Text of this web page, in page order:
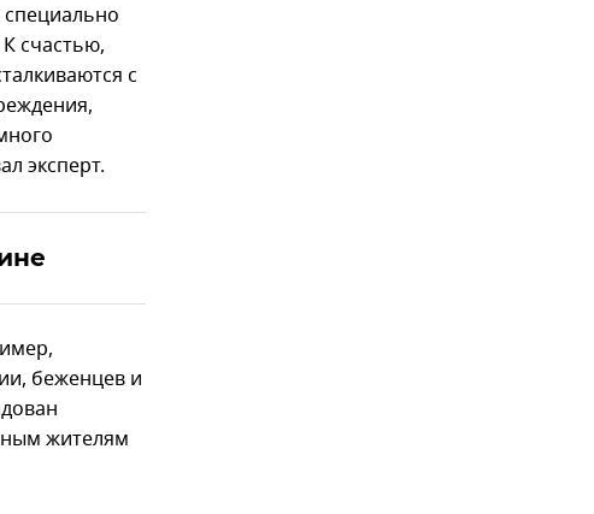
счастью,
с
эксперт.
беженцев и
жителям